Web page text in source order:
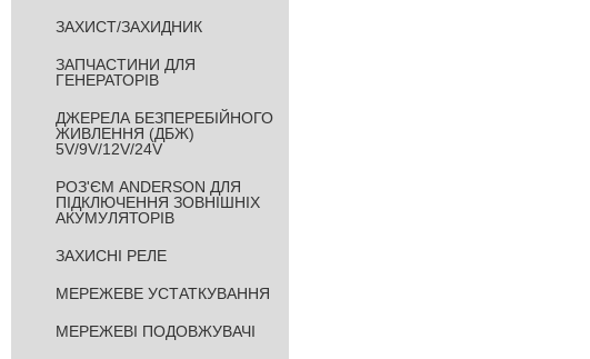
ЗАХИСТ/ЗАХИДНИК
ЗАПЧАСТИНИ ДЛЯ
ГЕНЕРАТОРІВ
ДЖЕРЕЛА БЕЗПЕРЕБІЙНОГО
ЖИВЛЕННЯ (ДБЖ)
5V/9V/12V/24V
РОЗ'ЄМ ANDERSON ДЛЯ
ПІДКЛЮЧЕННЯ ЗОВНІШНІХ
АКУМУЛЯТОРІВ
ЗАХИСНІ РЕЛЕ
МЕРЕЖЕВЕ УСТАТКУВАННЯ
МЕРЕЖЕВІ ПОДОВЖУВАЧІ